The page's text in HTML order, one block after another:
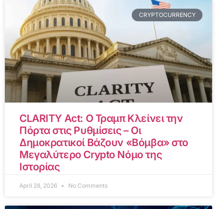
CRYPTOCURRENCY
CLARITY Act: Ο Τραμπ Κλείνει την
Πόρτα στις Ρυθμίσεις – Οι
Δημοκρατικοί Βάζουν «Βόμβα» στο
Μεγαλύτερο Crypto Νόμο της
Ιστορίας
April 28, 2026 No Comments